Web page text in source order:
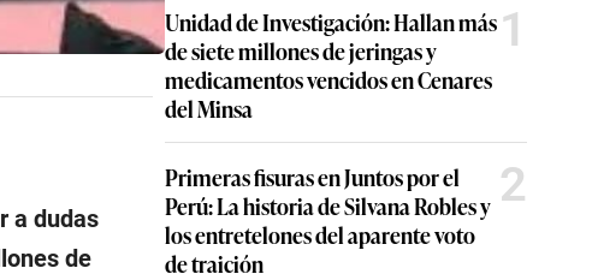
a dudas
de
Unidad de Investigación: Hallan más
de siete millones de jeringas y
medicamentos vencidos en Cenares
del Minsa
1
Primeras fisuras en Juntos por el
Perú: La historia de Silvana Robles y
los entretelones del aparente voto
de traición
2